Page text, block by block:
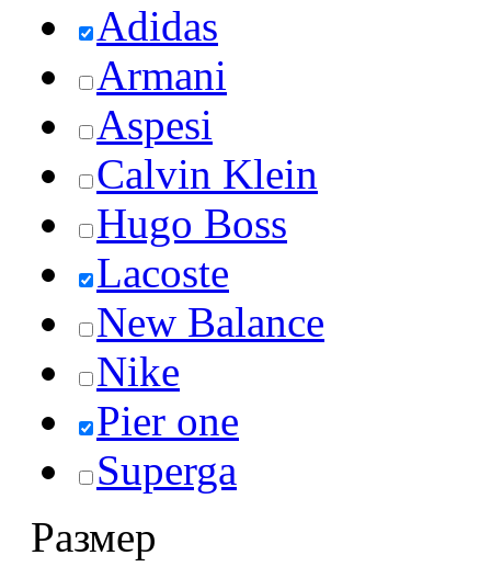
Adidas
Armani
Aspesi
Calvin Klein
Hugo Boss
Lacoste
New Balance
Nike
Pier one
Superga
Размер